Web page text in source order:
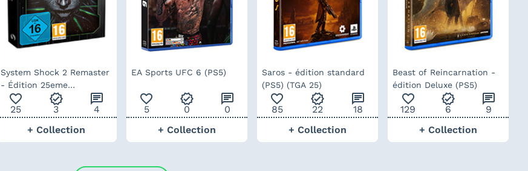
System Shock 2 Remaster
- Édition 25eme
anniversaire (PS5)
favorite_outline
25
verified
3
chat
4
+ Collection
EA Sports UFC 6 (PS5)
favorite_outline
5
verified
0
chat
0
+ Collection
Saros - édition standard
(PS5) (TGA 25)
favorite_outline
85
verified
22
chat
18
+ Collection
Beast of Reincarnation -
édition Deluxe (PS5)
favorite_outline
129
verified
6
chat
9
+ Collection